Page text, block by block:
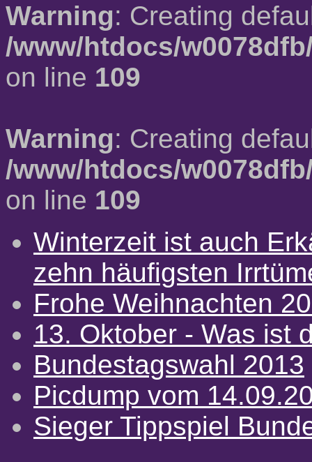
Warning: Creating
/www/htdocs/
on line 109
Warning: Creating
/www/htdocs/
on line 109
Winterzeit ist auch
zehn häufigsten
Frohe Weihnachten
13. Oktober - Was ist
Bundestagswahl 2013
Picdump vom
Sieger Tippspiel